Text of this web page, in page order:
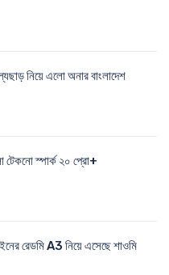
নিয়ে এলো অনার বাংলাদেশ
টেকনো স্পার্ক ২০ প্রো+
রেডমি A3 নিয়ে এসেছে শাওমি